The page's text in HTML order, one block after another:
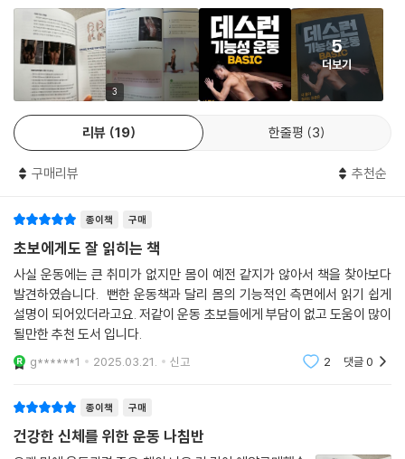
25 골반 가쪽경사 | 192
26 골반 돌리기 | 194
목 강화를 위한 등척성 운동의 효과 | 196
등척성 운동과 통증 완화 | 197
27 목 굽힘근 등척성 운동 | 198
28 목 측면 굽힘근 등척성 운동 | 200
29 목 폄근 등척성 운동 | 202
비싼 러닝화의 배신, 고성능 신발보다 중요한 것 | 205
발목 기능의 기초를 다져줄 다섯 가지 운동 | 210
움직임의 주인이 되어야 한다 | 211
30 발목 발바닥쪽 / 발등쪽 굽힘 운동 | 212
31 발목 내번/외번 운동 | 214
32 발목 회전 운동 | 216
33 서서 발바닥 쪽 굽힘 운동 | 218
34 서서 발등 쪽 굽힘 운동 | 220
맨발로 운동해야 하는 이유 | 222
36 발등 걷기 | 226
최근에는 신체 능력을 단순히 근육의 크기나 절대적인 근력 수치로만 평가
하지 않는다. 스포츠 의학과 운동 과학의 발달로 부상 예방과 퍼포먼스 향
상에는 근육의 크기뿐만 아니라 균형, 안정성, 유연성, 협응력 등 다양한
요소가 영향을 미친다는 사실이 밝혀졌기 때문이다. 이러한 변화는 훈련
방식에도 큰 변화를 가져왔다.
m 러닝도 이제는 부담스럽지 않은 즐거운 루틴이 되었습니다. 매일 아침
러닝화를 신으며 느끼는 이 가벼움이, 제가 이 책을 추천하는 이유입니다.
여러분도 이 책과 함께 더 건강한 움직임을 경험하시길 바랍니다. 한강 러
닝 코스에서 뵙겠습니다!
하루종일 앉아서 일을하는 웹툰작가의 몸은 어딘가 심각하게 망가지기 쉬
운 처지다. 나 역시 긴 웹툰연재의 기간동안 착실하게 엉망이 된 몸 때문에
정해주고 건강하게 만들어준 데스런 선생님의 기능성 운동은 단순히 보기
좋은 몸을 만들어 주는 것을 넘어, 일상 속 다양한 움직임의 원리에 대해 이
해하게 만들어 주었다. 이제 몸의 움직임에 대해 생각하며 운동할 수 있는
웹툰작가로 새로 태어나게 해준 데스런 기능성 운동. 당신이 어떠한 일을
하건 반드시 큰 도움이 될 것이라 확신한다.
- 이종범 (만화가,교수)
험의 진정성을 바탕으로 그는 기능성운동 바이블을 '창조' 하였다. 트레이
닝 범람의 시대, 이 책을 통해 움직임의 본질과 극한의 기능적 효율을 경험
할 수 있을 것이다.
3
5
더보기
리뷰 19 한줄평 3
구매리뷰 추천순
종이책 구매
초보에게도 잘 읽히는 책
사실 운동에는 큰 취미가 없지만 몸이 예전 같지가 않아서 책을 찾아보다
발견하였습니다. 뻔한 운동책과 달리 몸의 기능적인 측면에서 읽기 쉽게
설명이 되어있더라고요. 저같이 운동 초보들에게 부담이 없고 도움이 많이
될만한 추천 도서 입니다.
g******1 2025.03.21. 신고 2 댓글0
종이책 구매
건강한 신체를 위한 운동 나침반